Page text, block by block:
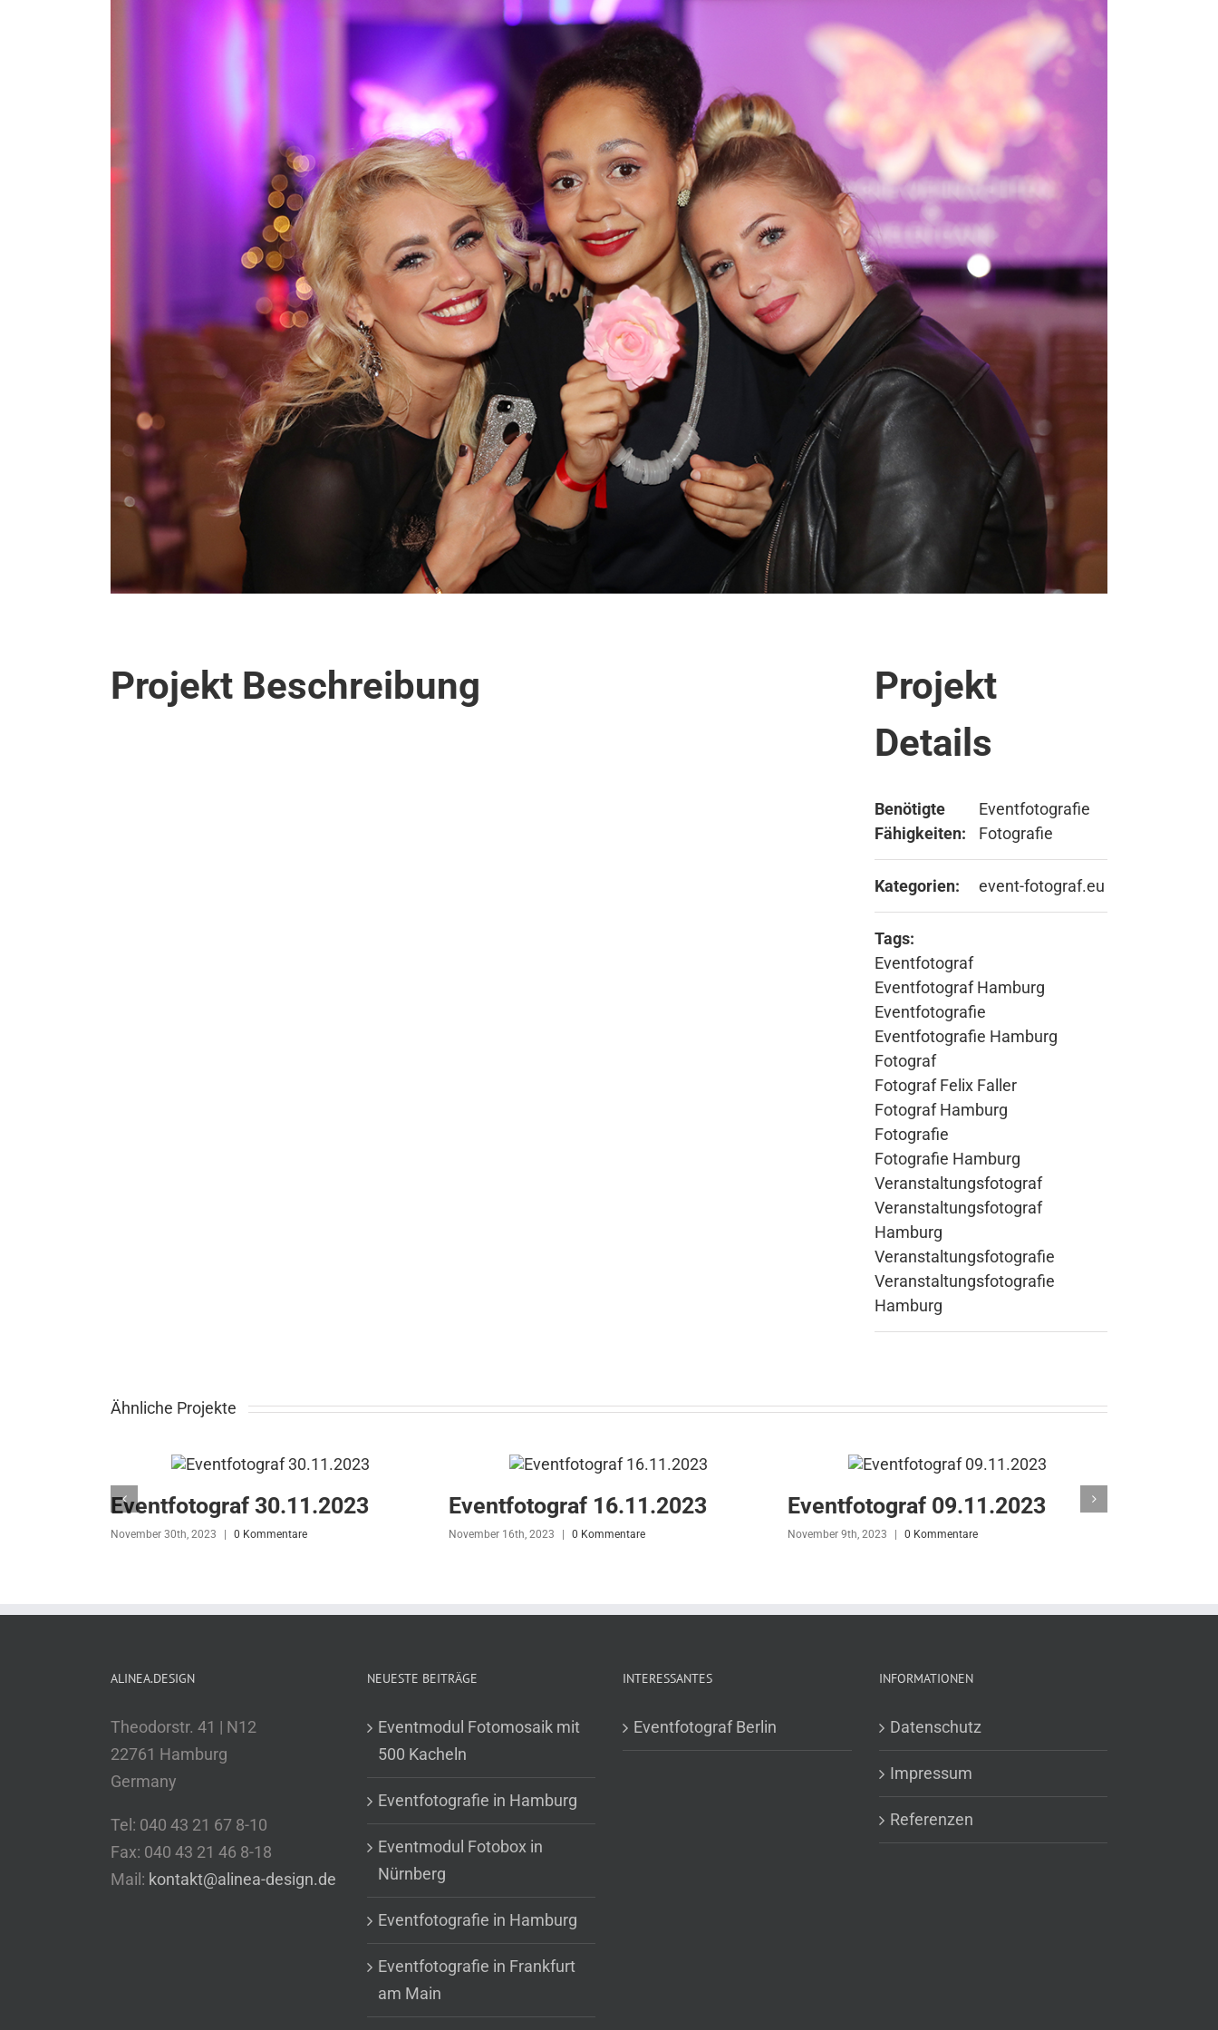
Projekt Beschreibung
Projekt
Details
Benötigte
Fähigkeiten:
Eventfotografie
Fotografie
Kategorien: event-fotograf.eu
Tags:
Eventfotograf
Eventfotograf Hamburg
Eventfotografie
Eventfotografie Hamburg
Fotograf
Fotograf Felix Faller
Fotograf Hamburg
Fotografie
Fotografie Hamburg
Veranstaltungsfotograf
Veranstaltungsfotograf
Hamburg
Veranstaltungsfotografie
Veranstaltungsfotografie
Hamburg
Ähnliche Projekte
Eventfotograf 30.11.2023
November 30th, 2023 | 0 Kommentare
Eventfotograf 16.11.2023
November 16th, 2023 | 0 Kommentare
Eventfotograf 09.11.2023
November 9th, 2023 | 0 Kommentare
ALINEA.DESIGN
Theodorstr. 41 | N12
22761 Hamburg
Germany
Tel: 040 43 21 67 8-10
Fax: 040 43 21 46 8-18
Mail: kontakt@alinea-design.de
NEUESTE BEITRÄGE
Eventmodul Fotomosaik mit
500 Kacheln
Eventfotografie in Hamburg
Eventmodul Fotobox in
Nürnberg
Eventfotografie in Hamburg
Eventfotografie in Frankfurt
am Main
INTERESSANTES
Eventfotograf Berlin
INFORMATIONEN
Datenschutz
Impressum
Referenzen